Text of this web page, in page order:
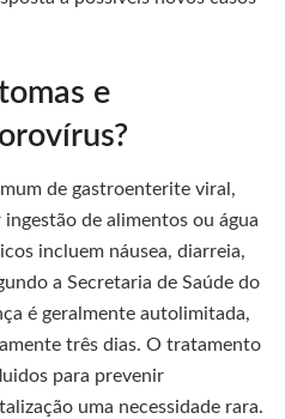
e
de gastroenterite viral,
de alimentos ou água
incluem náusea, diarreia,
a Secretaria de Saúde do
é geralmente autolimitada,
três dias. O tratamento
para prevenir
uma necessidade rara.